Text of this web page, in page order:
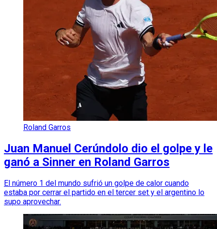
Roland Garros
Juan Manuel Cerúndolo dio el golpe y le
ganó a Sinner en Roland Garros
El número 1 del mundo sufrió un golpe de calor cuando
estaba por cerrar el partido en el tercer set y el argentino lo
supo aprovechar.